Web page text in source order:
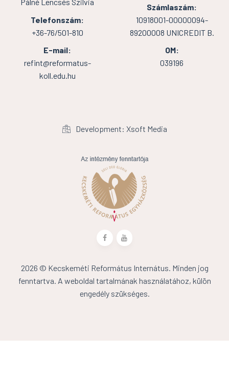
Telefonszám:
+36-76/501-810
E-mail:
refint@reformatus-
koll.edu.hu
Számlaszám:
10918001-00000094-
89200008 UNICREDIT B.
OM:
039196
Development: Xsoft Media
2026 © Kecskeméti Református Internátus. Minden jog
fenntartva. A weboldal tartalmának használatához, külön
engedély szükséges.